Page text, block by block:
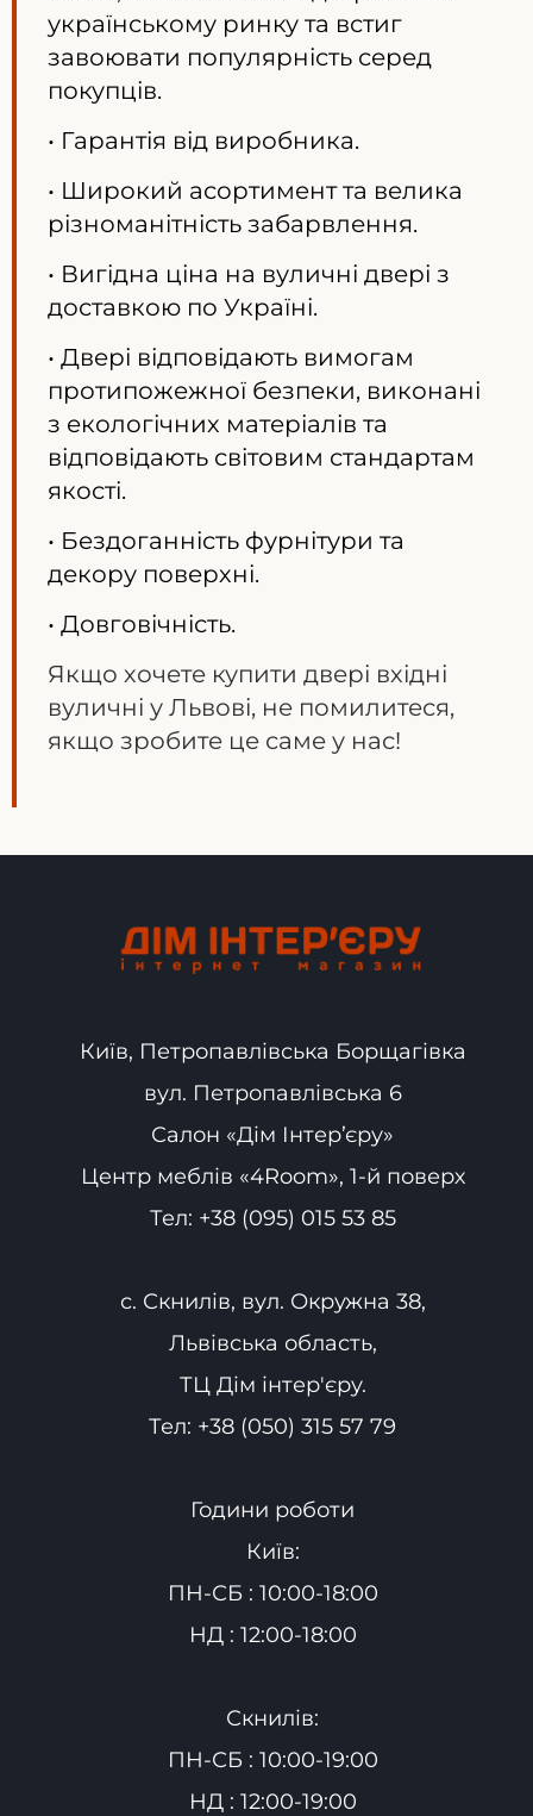
українському ринку та встиг
завоювати популярність серед
покупців.
• Гарантія від виробника.
• Широкий асортимент та велика
різноманітність забарвлення.
• Вигідна ціна на вуличні двері з
доставкою по Україні.
• Двері відповідають вимогам
протипожежної безпеки, виконані
з екологічних матеріалів та
відповідають світовим стандартам
якості.
• Бездоганність фурнітури та
декору поверхні.
• Довговічність.
Якщо хочете купити двері вхідні
вуличні у Львові, не помилитеся,
якщо зробите це саме у нас!
Київ, Петропавлівська Борщагівка
вул. Петропавлівська 6
Салон «Дім Інтер’єру»
Центр меблів «4Room», 1-й поверх
Тел: +38 (095) 015 53 85
с. Скнилів, вул. Окружна 38,
Львівська область,
ТЦ Дім інтер'єру.
Тел: +38 (050) 315 57 79
Години роботи
Київ:
ПН-СБ : 10:00-18:00
НД : 12:00-18:00
Скнилів:
ПН-СБ : 10:00-19:00
НД : 12:00-19:00